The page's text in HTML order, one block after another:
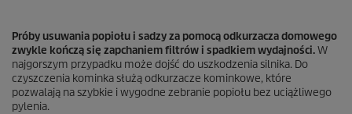
Próby usuwania popiołu i sadzy za pomocą odkurzacza domowego
zwykle kończą się zapchaniem filtrów i spadkiem wydajności.W
najgorszym przypadku może dojść do uszkodzenia silnika. Do
czyszczenia kominka służą odkurzacze kominkowe, które
pozwalają na szybkie i wygodne zebranie popiołu bez uciążliwego
pylenia.